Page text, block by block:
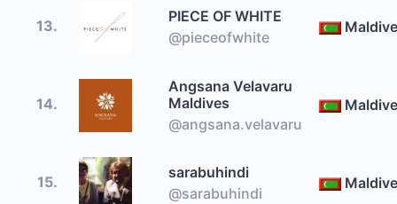
13.
PIECE OF WHITE
@pieceofwhite
14.
Angsana Velavaru
Maldives
@angsana.velavaru
15.
sarabuhindi
@sarabuhindi